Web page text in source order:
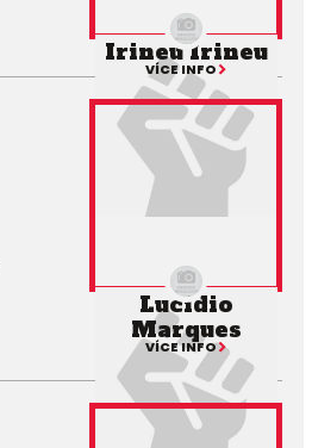
Irineu Irineu
VÍCE INFO
Lucidio
Marques
VÍCE INFO